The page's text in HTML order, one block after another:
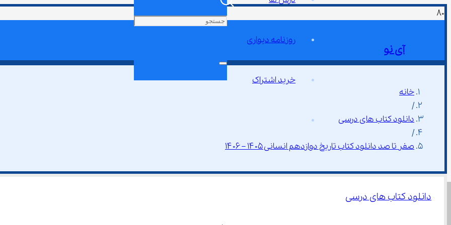
آی نو
روزنامه دیواری
خرید اشتراک
خانه
/
دانلود کتاب های درسی
/
صفر تا صد دانلود کتاب تاریخ دوازدهم انسانی ۱۴۰۵ – ۱۴۰۶
دانلود کتاب های درسی